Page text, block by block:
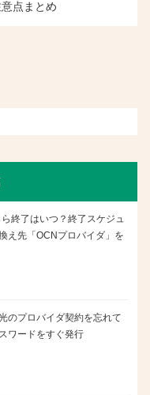
点まとめ
終了はいつ？終了スケジュ
え先「OCNプロバイダ」を
のプロバイダ契約を忘れて
ワードをすぐ発行